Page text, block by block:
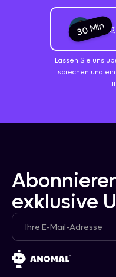
30 Min
Lassen Sie uns
sprechen und
exklusive